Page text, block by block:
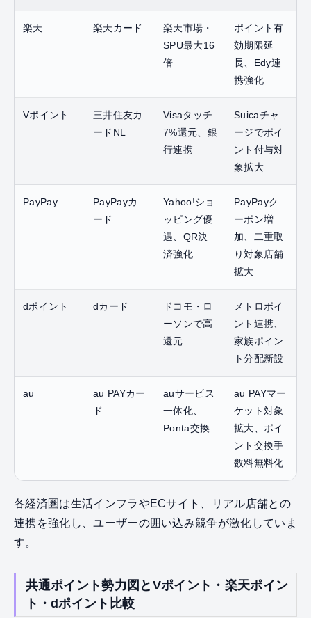
楽天 楽天カード
楽天市場・
SPU最大16
倍
ポイント有
効期限延
長、Edy連
携強化
Vポイント
三井住友カ
ードNL
Visaタッチ
7%還元、銀
行連携
Suicaチャ
ージでポイ
ント付与対
象拡大
PayPay
PayPayカ
ード
Yahoo!ショ
ッピング優
遇、QR決
済強化
PayPayク
ーポン増
加、二重取
り対象店舗
拡大
dポイント dカード
ドコモ・ロ
ーソンで高
還元
メトロポイ
ント連携、
家族ポイン
ト分配新設
au
au PAYカー
ド
auサービス
一体化、
Ponta交換
au PAYマー
ケット対象
拡大、ポイ
ント交換手
数料無料化
各経済圏は生活インフラやECサイト、リアル店舗との
連携を強化し、ユーザーの囲い込み競争が激化していま
す。
共通ポイント勢力図とVポイント・楽天ポイン
ト・dポイント比較